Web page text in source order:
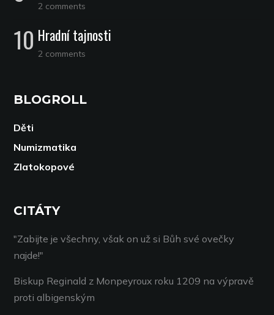
2 comments
Hradní tajnosti
2 comments
BLOGROLL
Děti
Numizmatika
Zlatokopové
CITÁTY
"Zabijte je všechny, však on už si Bůh své ovečky
najde!"
Biskup Reginald z Monpeyroux roku 1209 na výpravě
proti albigenským